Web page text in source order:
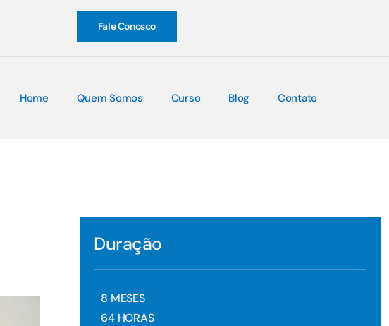
Fale Conosco
Home Quem Somos Curso Blog Contato
Duração
8 MESES
64 HORAS